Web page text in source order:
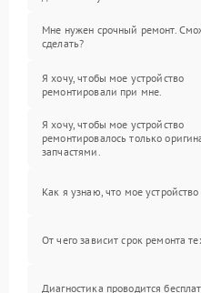
Мне нужен срочный ремонт.
сделать?
Я хочу, чтобы мое устройство
ремонтировали при мне.
Я хочу, чтобы мое устройство
ремонтировалось только
запчастями.
Как я узнаю, что мое устройство
От чего зависит срок ремонта
Диагностика проводится